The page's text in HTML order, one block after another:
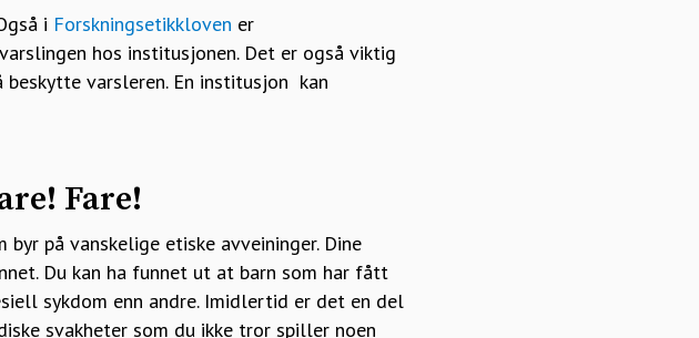
i Forskningsetikkloven er
hos institusjonen. Det er også viktig
varsleren. En institusjon kan
Fare!
på vanskelige etiske avveininger. Dine
Du kan ha funnet ut at barn som har fått
sykdom enn andre. Imidlertid er det en del
svakheter som du ikke tror spiller noen